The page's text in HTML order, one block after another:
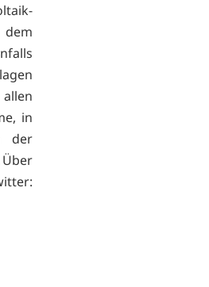
dem
in
der